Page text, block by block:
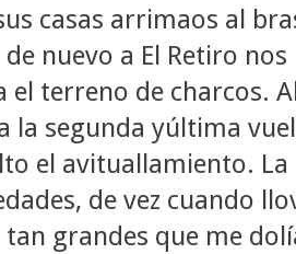
casas arrimaos al
nuevo a El Retiro
el terreno de charcos.
la segunda yúltima
el avituallamiento.
de vez cuando
grandes que me